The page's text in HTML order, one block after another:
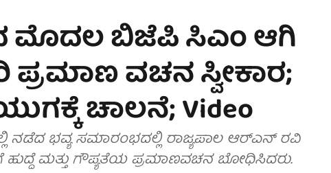
ಮೊದಲ ಬಿಜೆಪಿ ಸಿಎಂ ಆಗಿ
ಪ್ರಮಾಣ ವಚನ ಸ್ವೀಕಾರ;
ಚಾಲನೆ; Video
ನಡೆದ ಭವ್ಯ ಸಮಾರಂಭದಲ್ಲಿ ರಾಜ್ಯಪಾಲ ಆರ್‌ಎನ್ ರವಿ
ಮತ್ತು ಗೌಪ್ಯತೆಯ ಪ್ರಮಾಣವಚನ ಬೋಧಿಸಿದರು.